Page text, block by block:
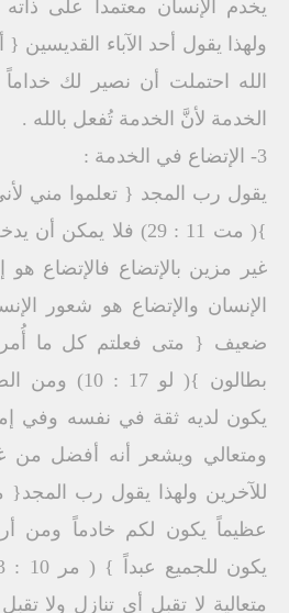
يخدم الإنسان معتمداً على ذاته
ولهذا يقول أحد الآباء
الله احتملت أن نصير لك
الخدمة لأنَّ الخدمة تُفعل بالله .
3- الإتضاع في الخدمة :
يقول رب المجد { تعلموا مني
}( مت 11 : 29) فلا يمكن
غير مزين بالإتضاع فالإتضاع
الإنسان والإتضاع هو شعور
ضعيف { متى فعلتم كل ما أُمرتم
بطالون }( لو
يكون لديه ثقة في نفسه وفي
ومتعالي ويشعر أنه أفضل من
للآخرين ولهذا يقول رب
عظيماً يكون لكم خادماً ومن
متعالية لا تقبل أي تنازل ولا